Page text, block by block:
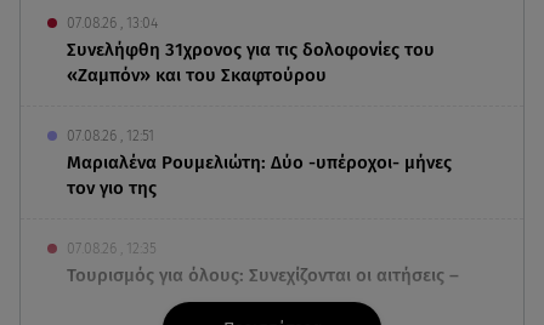
07.08.26 , 13:04
Συνελήφθη 31χρονος για τις δολοφονίες του
«Ζαμπόν» και του Σκαφτούρου
07.08.26 , 12:51
Μαριαλένα Ρουμελιώτη: Δύο -υπέροχοι- μήνες
τον γιο της
07.08.26 , 12:35
Τουρισμός για όλους: Συνεχίζονται οι αιτήσεις –
Ποιοι κάνουν σήμερα